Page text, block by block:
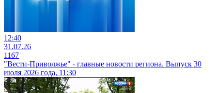
12:40
31.07.26
1167
"Вести-Приволжье" - главные новости региона. Выпуск 30
июля 2026 года, 11:30